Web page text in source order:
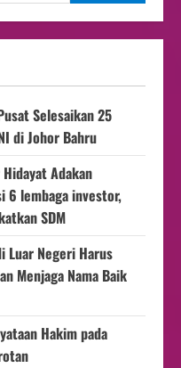
Selesaikan 25
di Johor Bahru
Adakan
6 lembaga investor,
SDM
Luar Negeri Harus
Menjaga Nama Baik
Hakim pada